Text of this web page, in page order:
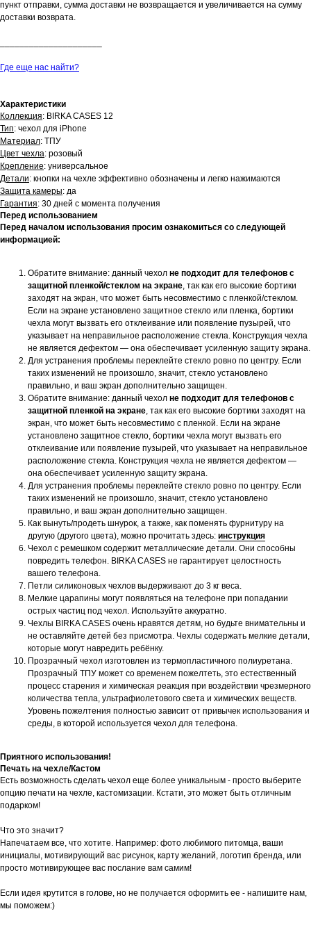
пункт отправки, сумма доставки не возвращается и увеличивается на сумму
доставки возврата.
Где еще нас найти?
Характеристики
Коллекция: BIRKA CASES 12
Тип: чехол для iPhone
Материал: ТПУ
Цвет чехла: розовый
Крепление: универсальное
Детали: кнопки на чехле эффективно обозначены и легко нажимаются
Защита камеры: да
Гарантия: 30 дней с момента получения
Перед использованием
Перед началом использования просим ознакомиться со следующей
информацией:
Обратите внимание: данный чехол не подходит для телефонов с
защитной пленкой/стеклом на экране, так как его высокие бортики
заходят на экран, что может быть несовместимо с пленкой/стеклом.
Если на экране установлено защитное стекло или пленка, бортики
чехла могут вызвать его отклеивание или появление пузырей, что
указывает на неправильное расположение стекла. Конструкция чехла
не является дефектом — она обеспечивает усиленную защиту экрана.
Для устранения проблемы переклейте стекло ровно по центру. Если
таких изменений не произошло, значит, стекло установлено
правильно, и ваш экран дополнительно защищен.
Обратите внимание: данный чехол не подходит для телефонов с
защитной пленкой на экране, так как его высокие бортики заходят на
экран, что может быть несовместимо с пленкой. Если на экране
установлено защитное стекло, бортики чехла могут вызвать его
отклеивание или появление пузырей, что указывает на неправильное
расположение стекла. Конструкция чехла не является дефектом —
она обеспечивает усиленную защиту экрана.
Для устранения проблемы переклейте стекло ровно по центру. Если
таких изменений не произошло, значит, стекло установлено
правильно, и ваш экран дополнительно защищен.
Как вынуть/продеть шнурок, а также, как поменять фурнитуру на
другую (другого цвета), можно прочитать здесь: инструкция
Чехол с ремешком содержит металлические детали. Они способны
повредить телефон. BIRKA CASES не гарантирует целостность
вашего телефона.
Петли силиконовых чехлов выдерживают до 3 кг веса.
Мелкие царапины могут появляться на телефоне при попадании
острых частиц под чехол. Используйте аккуратно.
Чехлы BIRKA CASES очень нравятся детям, но будьте внимательны и
не оставляйте детей без присмотра. Чехлы содержать мелкие детали,
которые могут навредить ребёнку.
Прозрачный чехол изготовлен из термопластичного полиуретана.
Прозрачный ТПУ может со временем пожелтеть, это естественный
процесс старения и химическая реакция при воздействии чрезмерного
количества тепла, ультрафиолетового света и химических веществ.
Уровень пожелтения полностью зависит от привычек использования и
среды, в которой используется чехол для телефона.
Приятного использования!
Печать на чехле/Кастом
Есть возможность сделать чехол еще более уникальным - просто выберите
опцию печати на чехле, кастомизации. Кстати, это может быть отличным
подарком!
Что это значит?
Напечатаем все, что хотите. Например: фото любимого питомца, ваши
инициалы, мотивирующий вас рисунок, карту желаний, логотип бренда, или
просто мотивирующее вас послание вам самим!
Если идея крутится в голове, но не получается оформить ее - напишите нам,
мы поможем:)